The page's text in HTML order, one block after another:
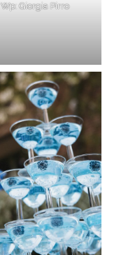
Wp: Giorgia Pirro